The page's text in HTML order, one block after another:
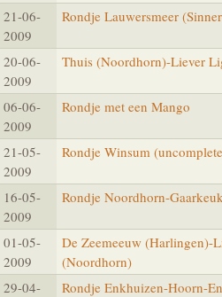
21-06-
2009
Rondje Lauwersmeer
20-06-
2009
Thuis (Noordhorn)-Liever
06-06-
2009
Rondje met een Mango
21-05-
2009
Rondje Winsum
16-05-
2009
Rondje Noordhorn-
01-05-
2009
De Zeemeeuw (Harlingen)-
(Noordhorn)
29-04-
Rondje Enkhuizen-Hoorn-